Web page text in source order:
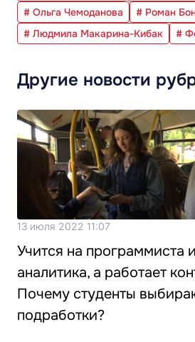
# Ольга Чемоданова
# Роман
# Людмила Макарина-Кибак
#
Другие новости
13 июля 2022 11:07
Учится на программиста
аналитика, а работает
Почему студенты
подработки?